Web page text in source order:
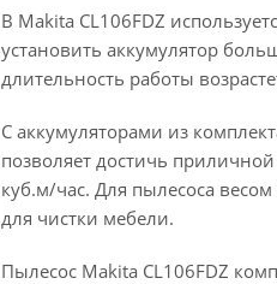
В Makita CL106FDZ
установить аккумулятор
длительность работы
С аккумуляторами из
позволяет достичь
куб.м/час. Для пылесоса весом
для чистки мебели.
Пылесос Makita CL106FDZ